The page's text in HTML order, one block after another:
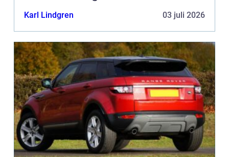
Karl Lindgren 03 juli 2026